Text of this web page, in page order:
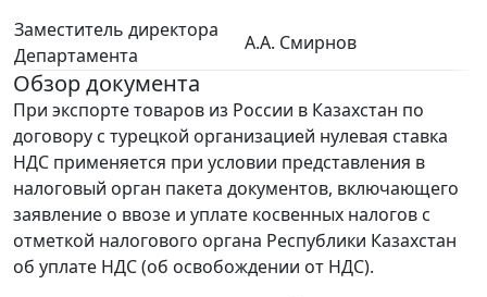
Заместитель директора
Департамента
А.А. Смирнов
Обзор документа
При экспорте товаров из России в Казахстан по
договору с турецкой организацией нулевая ставка
НДС применяется при условии представления в
налоговый орган пакета документов, включающего
заявление о ввозе и уплате косвенных налогов с
отметкой налогового органа Республики Казахстан
об уплате НДС (об освобождении от НДС).